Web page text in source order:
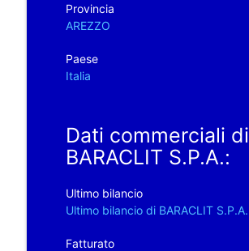
Provincia
AREZZO
Paese
Italia
Dati commerciali di
BARACLIT S.P.A.:
Ultimo bilancio
Ultimo bilancio di BARACLIT S.P.A.
Fatturato